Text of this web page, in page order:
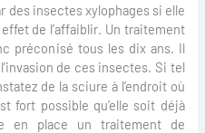
des insectes xylophages si elle
de l’affaiblir. Un traitement
préconisé tous les dix ans. Il
de ces insectes. Si tel
de la sciure à l’endroit où
fort possible qu’elle soit déjà
en place un traitement de